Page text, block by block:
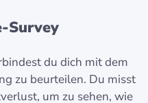
Survey
du dich mit dem
zu beurteilen. Du misst
um zu sehen, wie